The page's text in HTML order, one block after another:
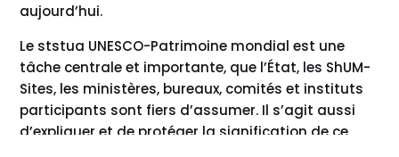
aujourd’hui.
Le ststua UNESCO-Patrimoine mondial est une
tâche centrale et importante, que l’État, les ShUM-
Sites, les ministères, bureaux, comités et instituts
participants sont fiers d’assumer. Il s’agit aussi
d’expliquer et de protéger la signification de ce